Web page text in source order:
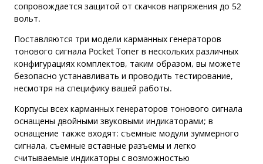
сопровождается защитой от скачков напряжения до 52
вольт.
Поставляются три модели карманных генераторов
тонового сигнала Pocket Toner в нескольких различных
конфигурациях комплектов, таким образом, вы можете
безопасно устанавливать и проводить тестирование,
несмотря на специфику вашей работы.
Корпусы всех карманных генераторов тонового сигнала
оснащены двойными звуковыми индикаторами; в
оснащение также входят: съемные модули зуммерного
сигнала, съемные вставные разъемы и легко
считываемые индикаторы с возможностью